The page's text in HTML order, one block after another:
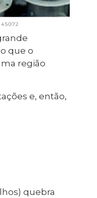
que o
região
e, então,
quebra